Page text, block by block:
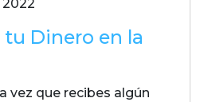
Dinero en la
vez que recibes algún